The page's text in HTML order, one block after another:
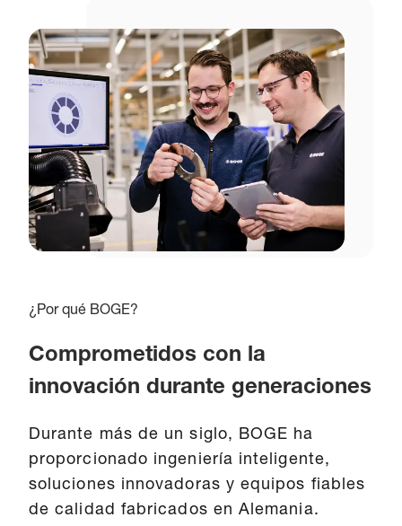
¿Por qué BOGE?
Comprometidos con la
innovación durante generaciones
Durante más de un siglo, BOGE ha
proporcionado ingeniería inteligente,
soluciones innovadoras y equipos fiables
de calidad fabricados en Alemania.